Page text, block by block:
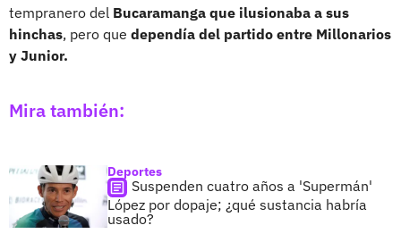
tempranero del Bucaramanga que ilusionaba a sus
hinchas, pero que dependía del partido entre Millonarios
y Junior.
Mira también:
Deportes
Suspenden cuatro años a 'Supermán'
López por dopaje; ¿qué sustancia habría
usado?